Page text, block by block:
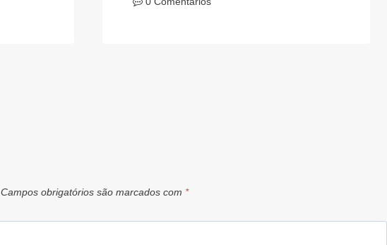
Campos obrigatórios são marcados com *